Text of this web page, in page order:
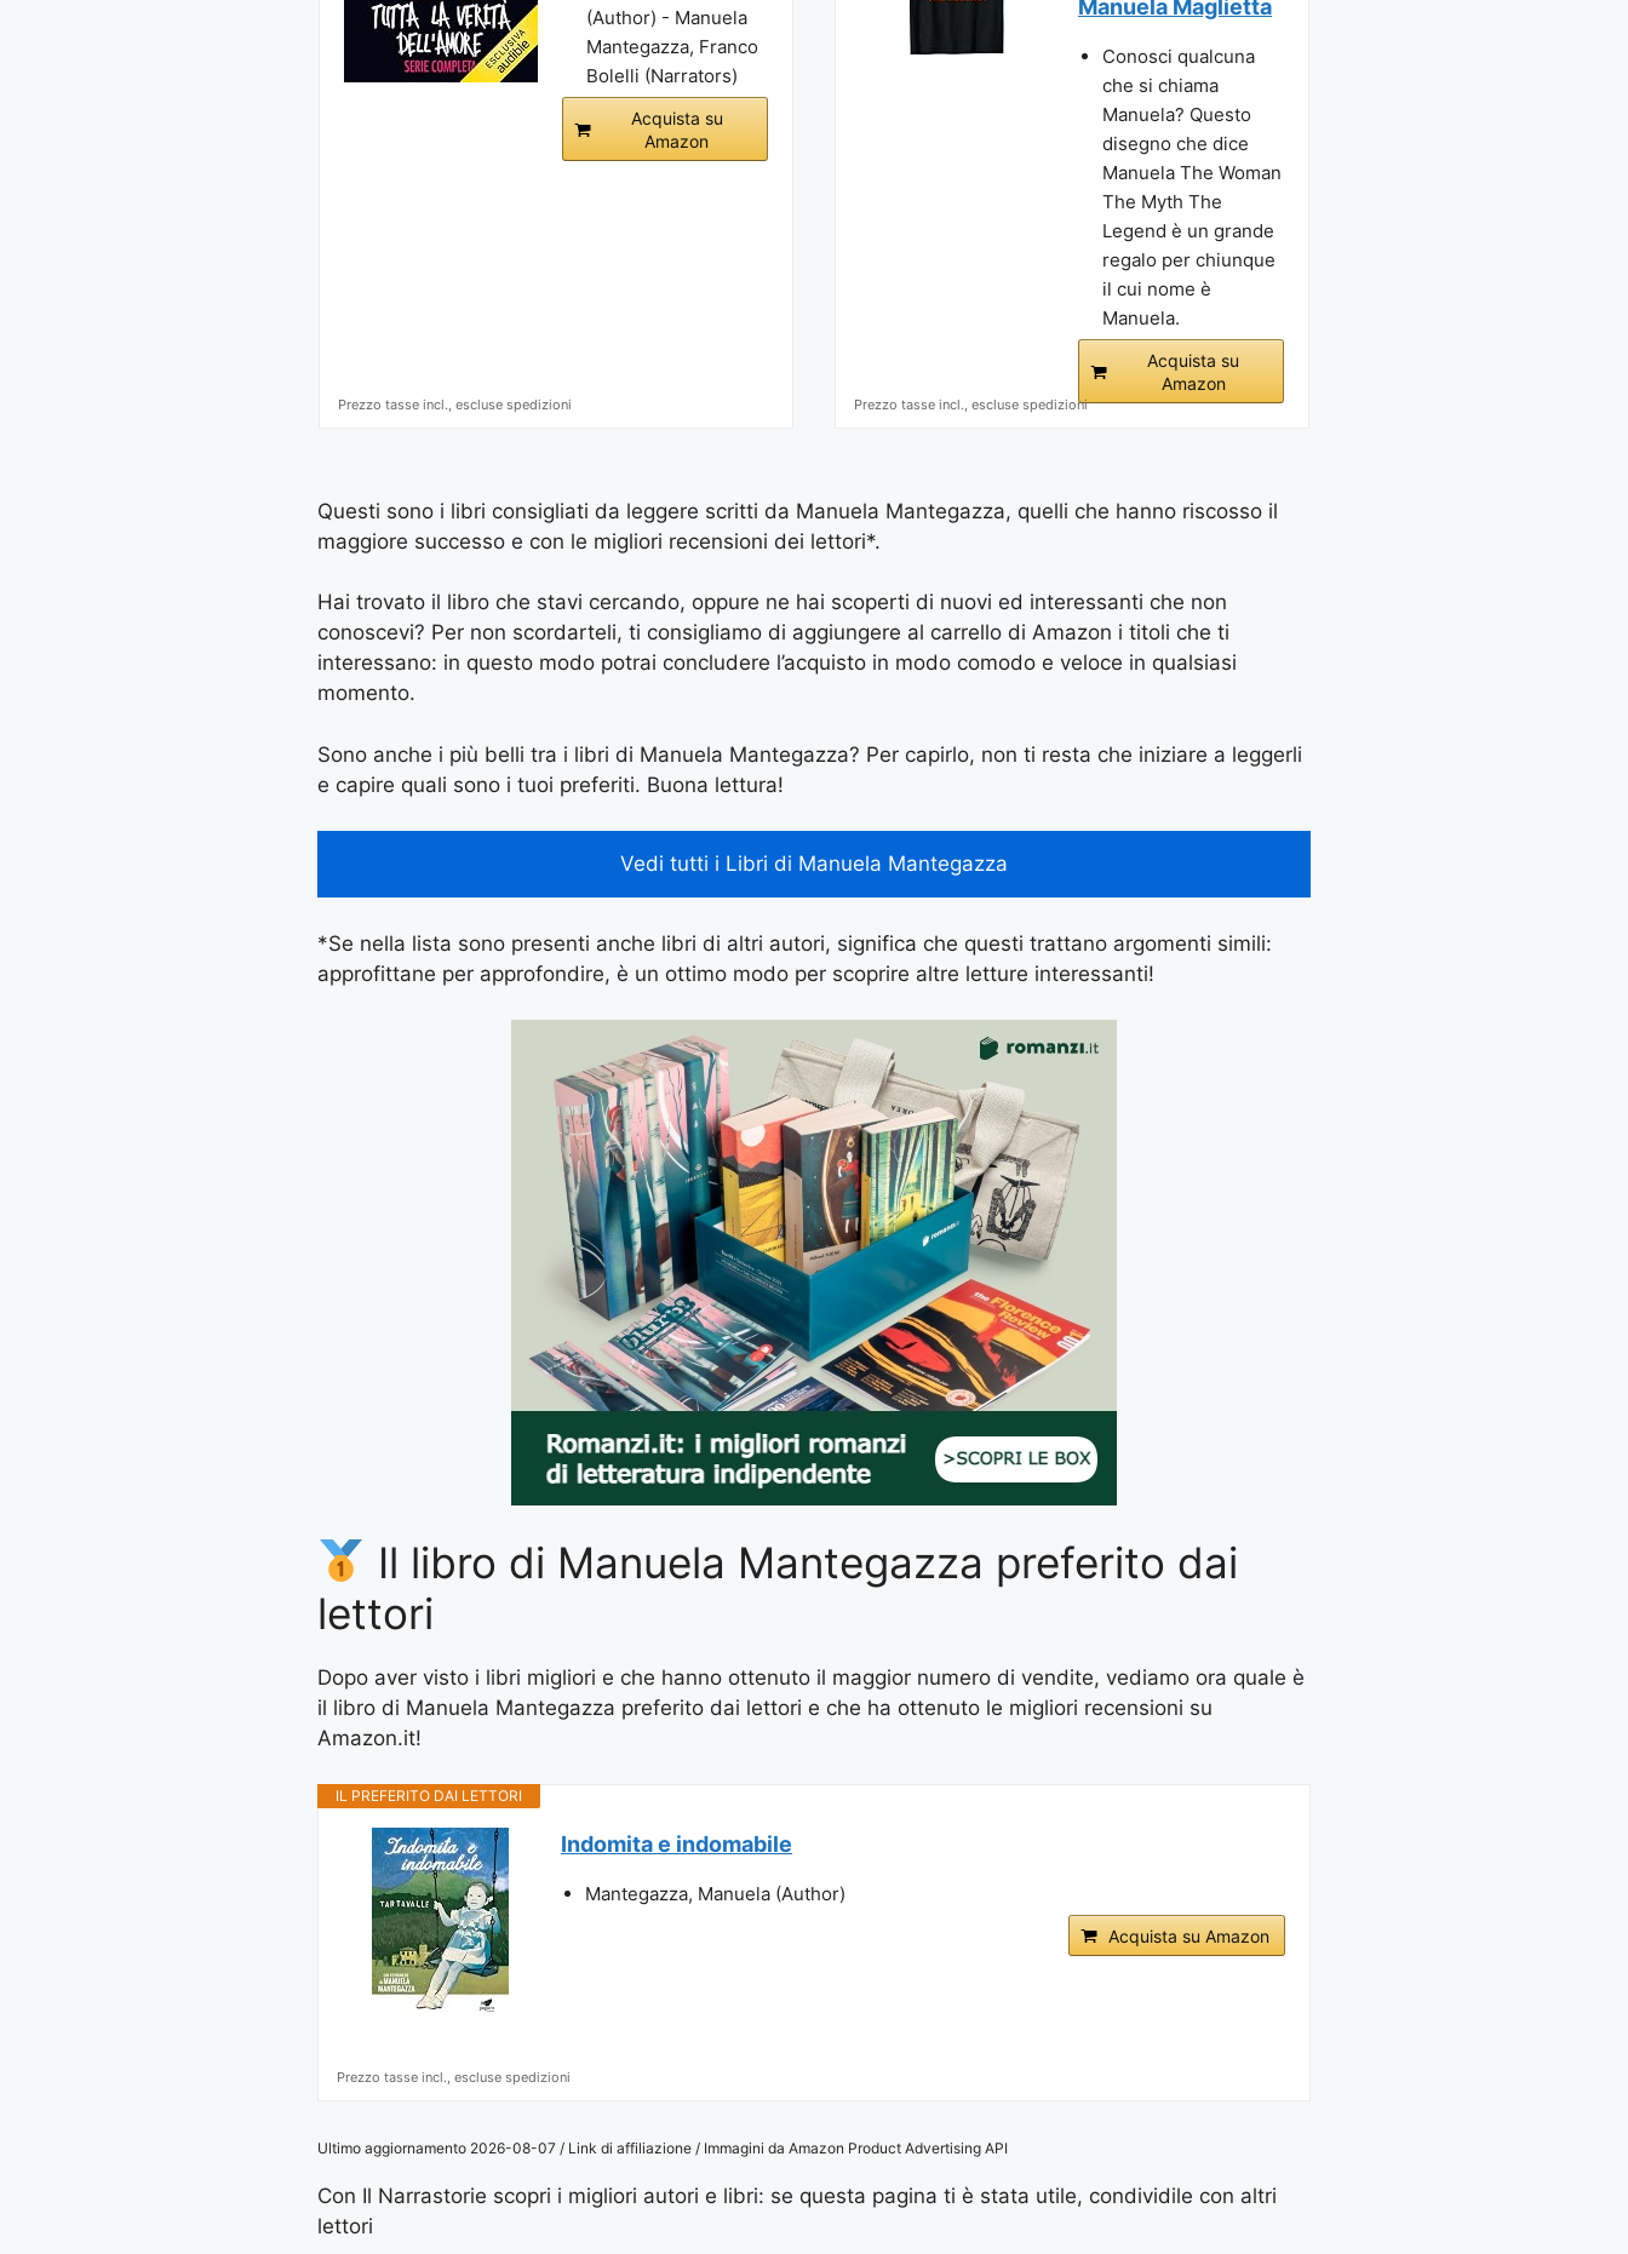
(Author) - Manuela
Mantegazza, Franco
Bolelli (Narrators)
Acquista su
Amazon
Prezzo tasse incl., escluse spedizioni
Manuela Maglietta
Conosci qualcuna
che si chiama
Manuela? Questo
disegno che dice
Manuela The Woman
The Myth The
Legend è un grande
regalo per chiunque
il cui nome è
Manuela.
Acquista su
Amazon
Prezzo tasse incl., escluse spedizioni
Questi sono i libri consigliati da leggere scritti da Manuela Mantegazza, quelli che hanno riscosso il
maggiore successo e con le migliori recensioni dei lettori*.
Hai trovato il libro che stavi cercando, oppure ne hai scoperti di nuovi ed interessanti che non
conoscevi? Per non scordarteli, ti consigliamo di aggiungere al carrello di Amazon i titoli che ti
interessano: in questo modo potrai concludere l’acquisto in modo comodo e veloce in qualsiasi
momento.
Sono anche i più belli tra i libri di Manuela Mantegazza? Per capirlo, non ti resta che iniziare a leggerli
e capire quali sono i tuoi preferiti. Buona lettura!
Vedi tutti i Libri di Manuela Mantegazza
*Se nella lista sono presenti anche libri di altri autori, significa che questi trattano argomenti simili:
approfittane per approfondire, è un ottimo modo per scoprire altre letture interessanti!
Il libro di Manuela Mantegazza preferito dai
lettori
Dopo aver visto i libri migliori e che hanno ottenuto il maggior numero di vendite, vediamo ora quale è
il libro di Manuela Mantegazza preferito dai lettori e che ha ottenuto le migliori recensioni su
Amazon.it!
IL PREFERITO DAI LETTORI
Indomita e indomabile
Mantegazza, Manuela (Author)
Acquista su Amazon
Prezzo tasse incl., escluse spedizioni
Ultimo aggiornamento 2026-08-07 / Link di affiliazione / Immagini da Amazon Product Advertising API
Con Il Narrastorie scopri i migliori autori e libri: se questa pagina ti è stata utile, condividile con altri
lettori